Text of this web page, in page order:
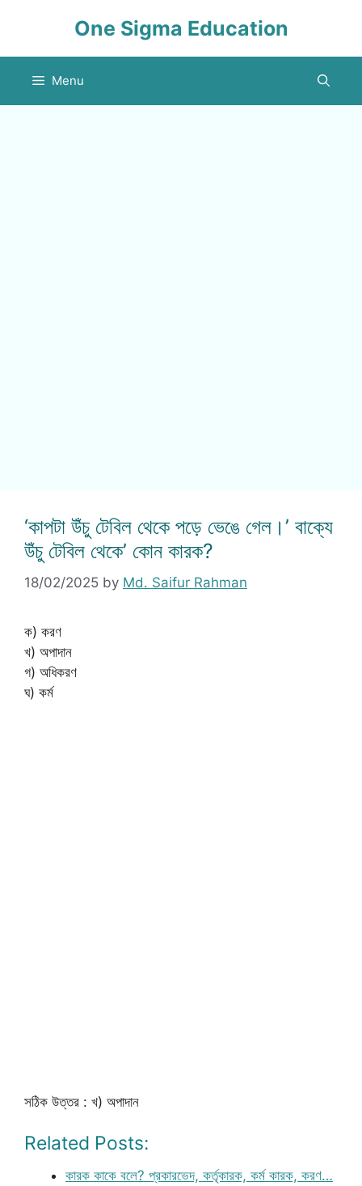
One Sigma Education
Menu
‘কাপটা উঁচু টেবিল থেকে পড়ে ভেঙে গেল।’ বাক্যে
উঁচু টেবিল থেকে’ কোন কারক?
18/02/2025 by Md. Saifur Rahman
ক) করণ
খ) অপাদান
গ) অধিকরণ
ঘ) কর্ম
সঠিক উত্তর : খ) অপাদান
Related Posts:
কারক কাকে বলে? প্রকারভেদ, কর্তৃকারক, কর্ম কারক, করণ…